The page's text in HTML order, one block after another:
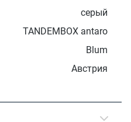
серый
TANDEMBOX antaro
Blum
Австрия